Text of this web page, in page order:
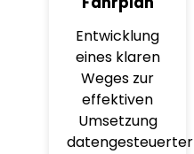
Entwicklung
eines klaren
Weges zur
effektiven
Umsetzung
datengesteuerter